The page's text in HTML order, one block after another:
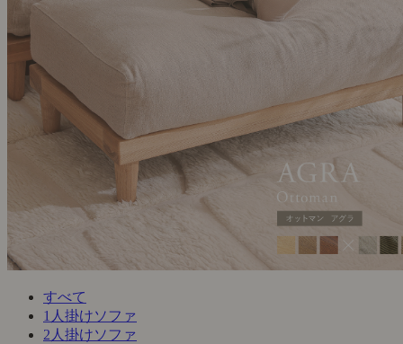
すべて
1人掛けソファ
2人掛けソファ